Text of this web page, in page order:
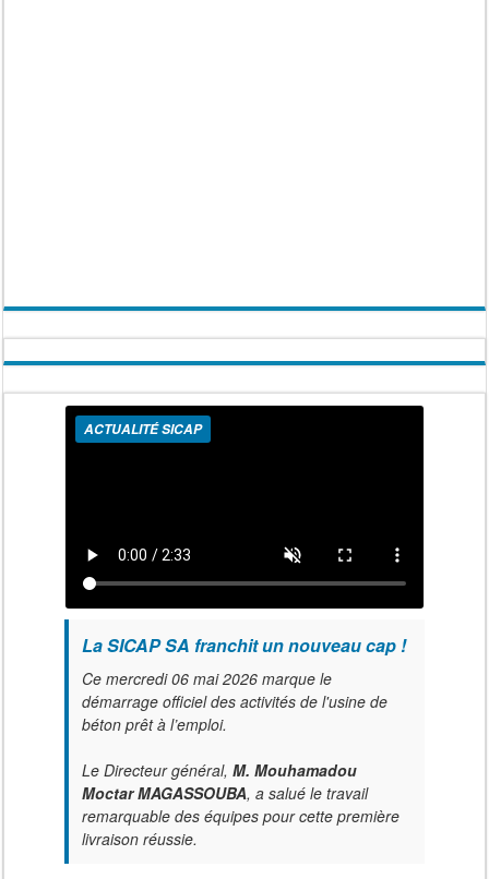
ACTUALITÉ SICAP
La SICAP SA franchit un nouveau cap !
Ce mercredi 06 mai 2026 marque le
démarrage officiel des activités de l'usine de
béton prêt à l’emploi.
Le Directeur général, M. Mouhamadou
Moctar MAGASSOUBA, a salué le travail
remarquable des équipes pour cette première
livraison réussie.